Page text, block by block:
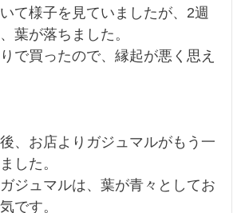
て様子を見ていましたが、2週
葉が落ちました。
で買ったので、縁起が悪く思え
後、お店よりガジュマルがもう一
した。
ジュマルは、葉が青々としてお
です。